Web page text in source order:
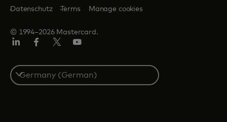
© 1994–2026 Mastercard.
Datenschutz Terms Manage cookies
Select
a
country